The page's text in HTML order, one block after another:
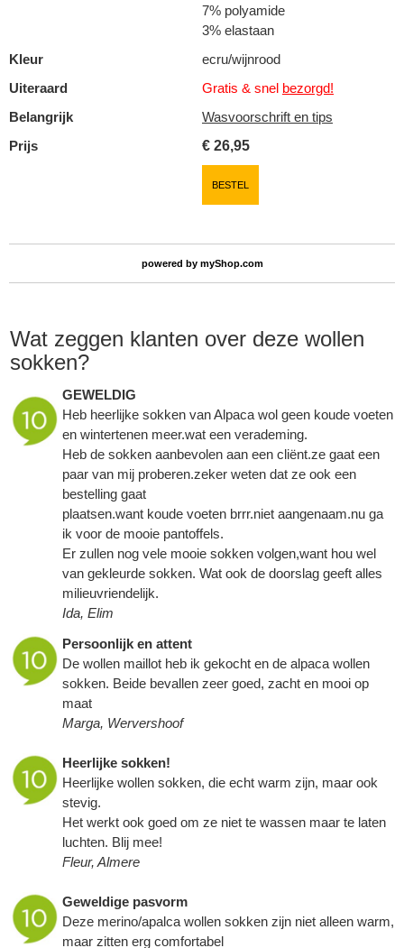
7% polyamide
3% elastaan
Kleur
ecru/wijnrood
Uiteraard
Gratis & snel bezorgd!
Belangrijk
Wasvoorschrift en tips
Prijs
€ 26,95
BESTEL
powered by myShop.com
Wat zeggen klanten over deze wollen
sokken?
GEWELDIG
Heb heerlijke sokken van Alpaca wol geen koude voeten
en wintertenen meer.wat een verademing.
Heb de sokken aanbevolen aan een cliënt.ze gaat een
paar van mij proberen.zeker weten dat ze ook een
bestelling gaat
plaatsen.want koude voeten brrr.niet aangenaam.nu ga
ik voor de mooie pantoffels.
Er zullen nog vele mooie sokken volgen,want hou wel
van gekleurde sokken. Wat ook de doorslag geeft alles
milieuvriendelijk.
Ida, Elim
Persoonlijk en attent
De wollen maillot heb ik gekocht en de alpaca wollen
sokken. Beide bevallen zeer goed, zacht en mooi op
maat
Marga, Wervershoof
Heerlijke sokken!
Heerlijke wollen sokken, die echt warm zijn, maar ook
stevig.
Het werkt ook goed om ze niet te wassen maar te laten
luchten. Blij mee!
Fleur, Almere
Geweldige pasvorm
Deze merino/apalca wollen sokken zijn niet alleen warm,
maar zitten erg comfortabel